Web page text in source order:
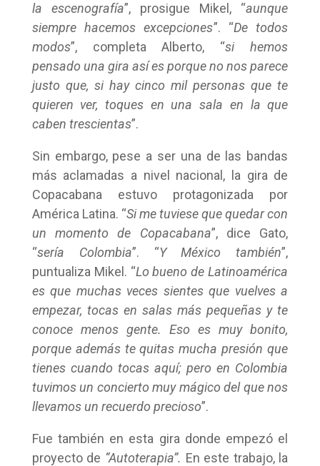
la escenografía”, prosigue Mikel, “aunque
siempre hacemos excepciones”. “De todos
modos”, completa Alberto, “si hemos
pensado una gira así es porque no nos parece
justo que, si hay cinco mil personas que te
quieren ver, toques en una sala en la que
caben trescientas”.
Sin embargo, pese a ser una de las bandas
más aclamadas a nivel nacional, la gira de
Copacabana estuvo protagonizada por
América Latina. “Si me tuviese que quedar con
un momento de Copacabana”, dice Gato,
“sería Colombia”. “Y México también”,
puntualiza Mikel. “Lo bueno de Latinoamérica
es que muchas veces sientes que vuelves a
empezar, tocas en salas más pequeñas y te
conoce menos gente. Eso es muy bonito,
porque además te quitas mucha presión que
tienes cuando tocas aquí; pero en Colombia
tuvimos un concierto muy mágico del que nos
llevamos un recuerdo precioso”.
Fue también en esta gira donde empezó el
proyecto de “Autoterapia”. En este trabajo, la